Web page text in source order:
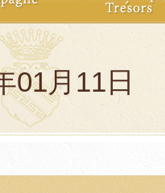
01月11日